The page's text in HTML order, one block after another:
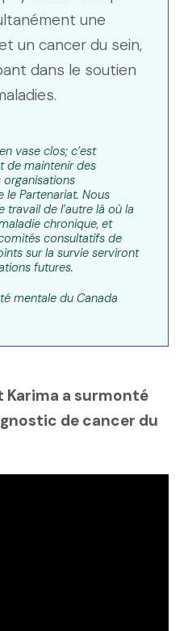
une
un cancer du sein,
dans le soutien
vase clos; c’est
de maintenir des
organisations
Partenariat. Nous
de l’autre là où la
chronique, et
consultatifs de
sur la survie serviront
futures.
mentale du Canada
a surmonté
de cancer du